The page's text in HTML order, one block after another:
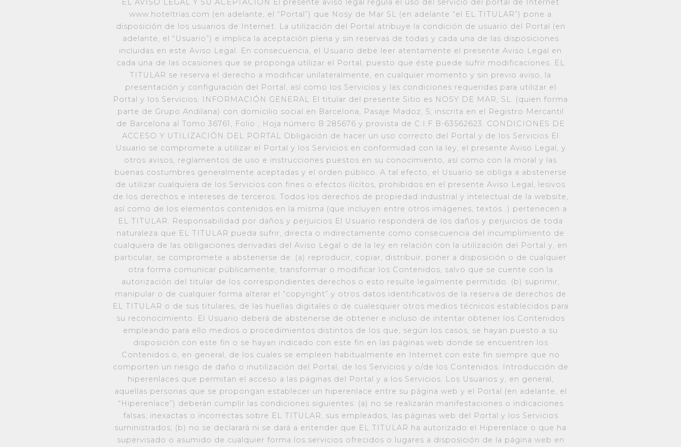
EL AVISO LEGAL Y SU ACEPTACIÓN El presente aviso legal regula el uso del servicio del portal de Internet
www.hoteltrias.com (en adelante, el “Portal”) que Nosy de Mar SL (en adelante “el EL TITULAR”) pone a
disposición de los usuarios de Internet. La utilización del Portal atribuye la condición de usuario del Portal (en
adelante, el “Usuario”) e implica la aceptación plena y sin reservas de todas y cada una de las disposiciones
incluidas en este Aviso Legal. En consecuencia, el Usuario debe leer atentamente el presente Aviso Legal en
cada una de las ocasiones que se proponga utilizar el Portal, puesto que éste puede sufrir modificaciones. EL
TITULAR se reserva el derecho a modificar unilateralmente, en cualquier momento y sin previo aviso, la
presentación y configuración del Portal, así como los Servicios y las condiciones requeridas para utilizar el
Portal y los Servicios. INFORMACIÓN GENERAL El titular del presente Sitio es NOSY DE MAR, SL. (quien forma
parte de Grupo Andilana) con domicilio social en Barcelona, Pasaje Madoz, 5; inscrita en el Registro Mercantil
de Barcelona al Tomo 36761, Folio , Hoja número B 285676 y provista de C.I.F B-63562623. CONDICIONES DE
ACCESO Y UTILIZACIÓN DEL PORTAL Obligación de hacer un uso correcto del Portal y de los Servicios El
Usuario se compromete a utilizar el Portal y los Servicios en conformidad con la ley, el presente Aviso Legal, y
otros avisos, reglamentos de uso e instrucciones puestos en su conocimiento, así como con la moral y las
buenas costumbres generalmente aceptadas y el orden público. A tal efecto, el Usuario se obliga a abstenerse
de utilizar cualquiera de los Servicios con fines o efectos ilícitos, prohibidos en el presente Aviso Legal, lesivos
de los derechos e intereses de terceros. Todos los derechos de propiedad industrial y intelectual de la website,
así como de los elementos contenidos en la misma (que incluyen entre otros imágenes, textos…) pertenecen a
EL TITULAR. Responsabilidad por daños y perjuicios El Usuario responderá de los daños y perjuicios de toda
naturaleza que EL TITULAR pueda sufrir, directa o indirectamente como consecuencia del incumplimiento de
cualquiera de las obligaciones derivadas del Aviso Legal o de la ley en relación con la utilización del Portal y, en
particular, se compromete a abstenerse de: (a) reproducir, copiar, distribuir, poner a disposición o de cualquier
otra forma comunicar públicamente, transformar o modificar los Contenidos, salvo que se cuente con la
autorización del titular de los correspondientes derechos o esto resulte legalmente permitido. (b) suprimir,
manipular o de cualquier forma alterar el “copyright” y otros datos identificativos de la reserva de derechos de
EL TITULAR o de sus titulares, de las huellas digitales o de cualesquier otros medios técnicos establecidos para
su reconocimiento. El Usuario deberá de abstenerse de obtener e incluso de intentar obtener los Contenidos
empleando para ello medios o procedimientos distintos de los que, según los casos, se hayan puesto a su
disposición con este fin o se hayan indicado con este fin en las páginas web donde se encuentren los
Contenidos o, en general, de los cuales se empleen habitualmente en Internet con este fin siempre que no
comporten un riesgo de daño o inutilización del Portal, de los Servicios y o/de los Contenidos. Introducción de
hiperenlaces que permitan el acceso a las páginas del Portal y a los Servicios. Los Usuarios y, en general,
aquellas personas que se propongan establecer un hiperenlace entre su página web y el Portal (en adelante, el
“Hiperenlace”) deberán cumplir las condiciones siguientes: (a) no se realizarán manifestaciones o indicaciones
falsas, inexactas o incorrectas sobre EL TITULAR, sus empleados, las páginas web del Portal y los Servicios
suministrados; (b) no se declarará ni se dará a entender que EL TITULAR ha autorizado el Hiperenlace o que ha
supervisado o asumido de cualquier forma los servicios ofrecidos o lugares a disposición de la página web en